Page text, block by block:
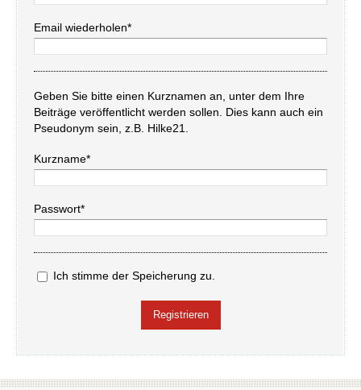
Email wiederholen*
Geben Sie bitte einen Kurznamen an, unter dem Ihre
Beiträge veröffentlicht werden sollen. Dies kann auch ein
Pseudonym sein, z.B. Hilke21.
Kurzname*
Passwort*
Ich stimme der Speicherung zu.